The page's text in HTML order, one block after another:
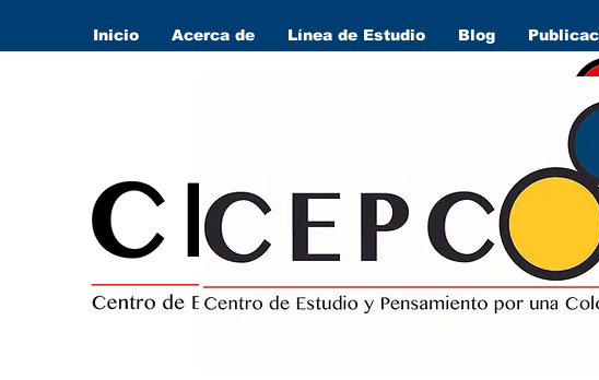
Inicio Acerca de Línea de Estudio Blog